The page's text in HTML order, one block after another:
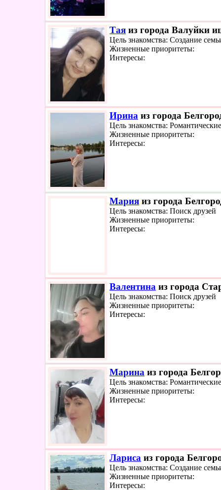
Тая из города Валуйки
Цель знакомства: Создание
Жизненные приоритеты:
Интересы:
Ирина из города
Цель знакомства:
Жизненные приоритеты:
Интересы:
Мария из города
Цель знакомства: Поиск друзей
Жизненные приоритеты:
Интересы:
Валентина из города
Цель знакомства: Поиск друзей
Жизненные приоритеты:
Интересы:
Марина из города
Цель знакомства:
Жизненные приоритеты:
Интересы:
Лариса из города
Цель знакомства: Создание
Жизненные приоритеты:
Интересы: